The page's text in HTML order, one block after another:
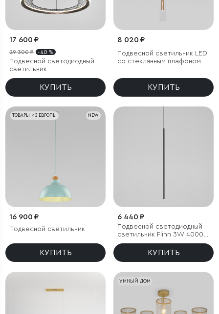
17 600 ₽
29 300 ₽ - 40 %
Подвесной светодиодный
светильник
КУПИТЬ
8 020 ₽
Подвесной светильник LED
со стеклянным плафоном
КУПИТЬ
NEW
ТОВАРЫ ИЗ ЕВРОПЫ
16 900 ₽
Подвесной светильник
КУПИТЬ
6 440 ₽
Подвесной светодиодный
светильник Flinn 3W 4000К
черный
КУПИТЬ
УМНЫЙ ДОМ